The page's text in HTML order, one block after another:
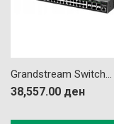
Grandstream Switch...
38,557.00 ден